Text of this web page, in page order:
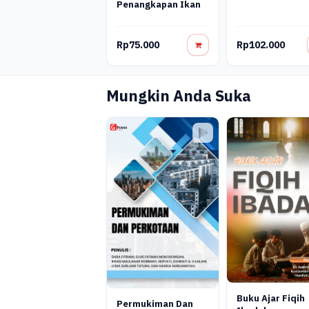
Penangkapan Ikan
Rp75.000 Rp102.000
Mungkin Anda Suka
Permukiman Dan
Buku Ajar Fiqih